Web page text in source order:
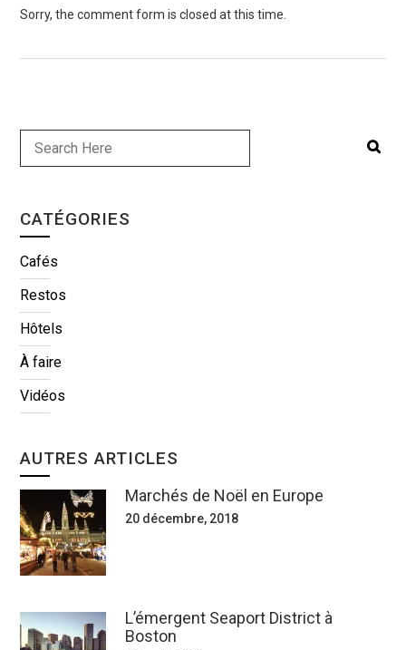
Sorry, the comment form is closed at this time.
CATÉGORIES
Cafés
Restos
Hôtels
À faire
Vidéos
AUTRES ARTICLES
Marchés de Noël en Europe
20 décembre, 2018
L’émergent Seaport District à
Boston